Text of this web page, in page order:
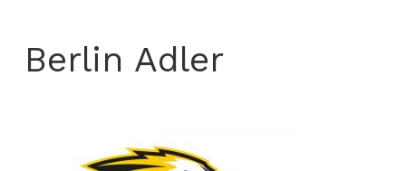
Berlin Adler